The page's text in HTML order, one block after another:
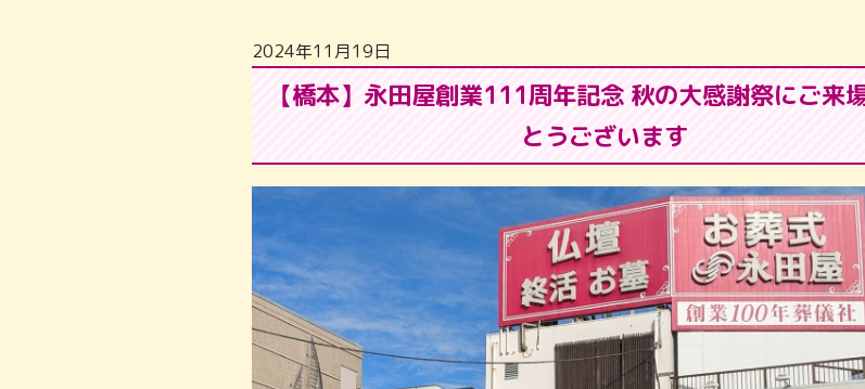
2024年11月19日
【橋本】永田屋創業111周年記念 秋の大感謝祭にご来
とうございます